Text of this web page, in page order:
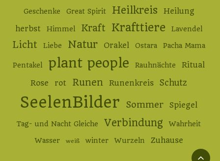
Geschenke Great Spirit Heilkreis
Heilung
herbst
Himmel Kraft Krafttiere Lavendel
Licht Liebe Natur Orakel Ostara Pacha Mama
Pentakel plant people Rauhnächte Ritual
Rose rot Runen Runenkreis Schutz
SeelenBilder Sommer Spiegel
Tag- und Nacht Gleiche Verbindung Wahrheit
Wasser weiß winter Wurzeln Zuhause